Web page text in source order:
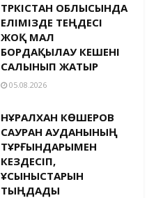
ТҮРКІСТАН ОБЛЫСЫНДА
ЕЛІМІЗДЕ ТЕҢДЕСІ
ЖОҚ МАЛ
БОРДАҚЫЛАУ КЕШЕНІ
САЛЫНЫП ЖАТЫР
05.08.2026
НҰРАЛХАН КӨШЕРОВ
САУРАН АУДАНЫНЫҢ
ТҰРҒЫНДАРЫМЕН
КЕЗДЕСІП,
ҰСЫНЫСТАРЫН
ТЫҢДАДЫ